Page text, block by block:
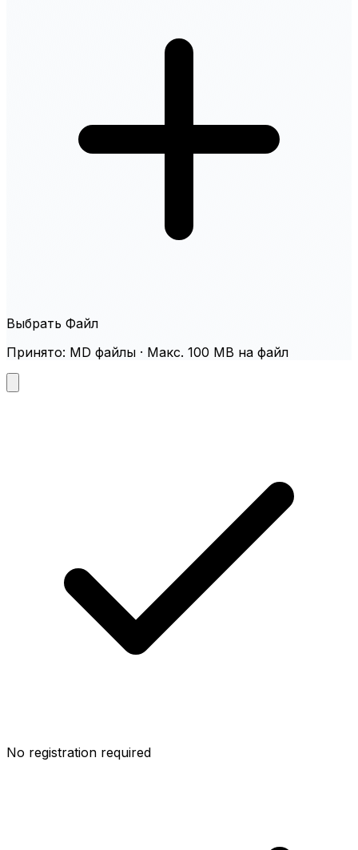
Выбрать Файл
Принято: MD файлы · Макс. 100 MB на файл
No registration required